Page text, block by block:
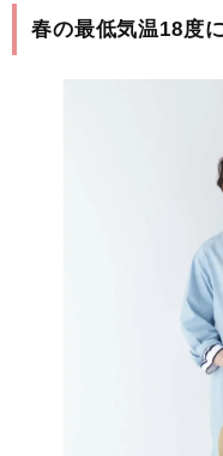
春の最低気温18度